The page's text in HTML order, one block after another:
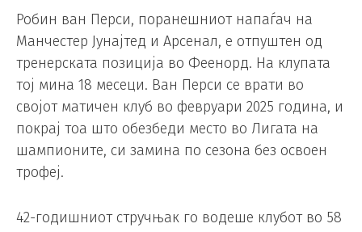
Робин ван Перси, поранешниот напаѓач на
Манчестер Јунајтед и Арсенал, е отпуштен од
тренерската позиција во Феенорд. На клупата
тој мина 18 месеци. Ван Перси се врати во
својот матичен клуб во февруари 2025 година, и
покрај тоа што обезбеди место во Лигата на
шампионите, си замина по сезона без освоен
трофеј.
42-годишниот стручњак го водеше клубот во 58